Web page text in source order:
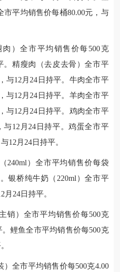
市平均销售价每桶80.00元，与
）全市平均销售价每500克
。精瘦肉（去皮去骨）全市平
与12月24日持平。牛肉全市平
与12月24日持平。羊肉全市平
与12月24日持平。鸡肉全市平
与12月24日持平。鸡蛋全市平
12月24日持平。
240ml）全市平均销售价每袋
银桥纯牛奶（220ml）全市平
月24日持平。
销）全市平均销售价每500克
。鲤鱼全市平均销售价每500克
全市平均销售价每500克4.00